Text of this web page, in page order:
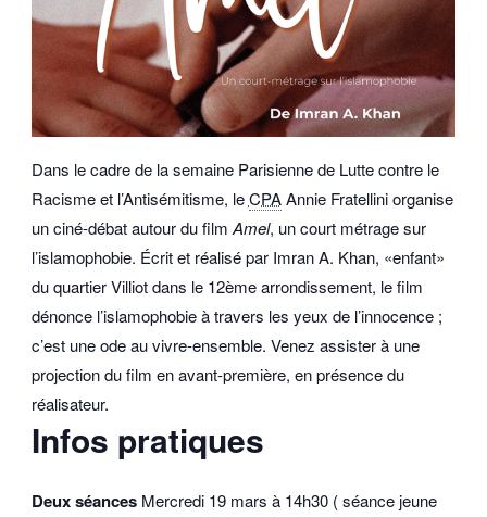
Dans le cadre de la semaine Parisienne de Lutte contre le
Racisme et l’Antisémitisme, leCPAAnnie Fratellini organise
un ciné-débat autour du filmAmel, un court métrage sur
l’islamophobie. Écrit et réalisé par Imran A. Khan, «enfant»
du quartier Villiot dans le 12ème arrondissement, le film
dénonce l’islamophobie à travers les yeux de l’innocence ;
c’est une ode au vivre-ensemble. Venez assister à une
projection du film en avant-première, en présence du
réalisateur.
Infos pratiques
Deux séances Mercredi 19 mars à 14h30 ( séance jeune